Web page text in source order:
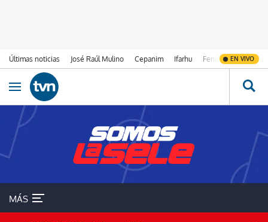
Últimas noticias José Raúl Mulino Cepanim Ifarhu Fenómeno de El
EN VIVO
Ir al contenido
Obrir navegació
MÁS